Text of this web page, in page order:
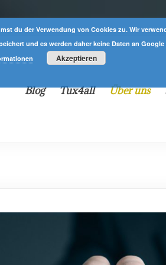
Blog Tux4all Über uns
du der Verwendung von Cookies zu. Wir
und es werden daher keine Daten an
Akzeptieren